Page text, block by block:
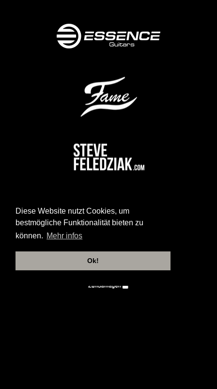
Diese Website nutzt Cookies, um
bestmögliche Funktionalität bieten zu
können. Mehr infos
Ok!